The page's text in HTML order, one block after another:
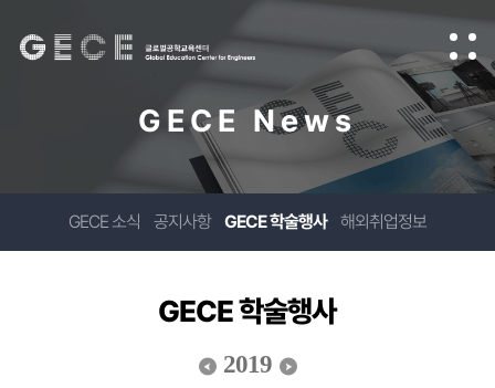
GECE News
GECE 소식 공지사항 GECE 학술행사 해외취업정보
GECE 학술행사
2019